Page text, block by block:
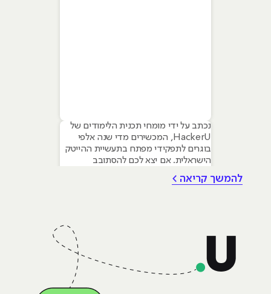
נכתב על ידי מומחי תכנית הלימודים של
HackerU, המכשירים מדי שנה אלפי
בוגרים לתפקידי מפתח בתעשיית ההייטק
הישראלית. אם יצא לכם להסתובב
טכנולוגיים או אפילו סתם לקרוא חדשות,
להמשך קריאה >